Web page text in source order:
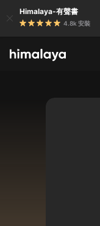
Himalaya-有聲書
4.8k 安裝